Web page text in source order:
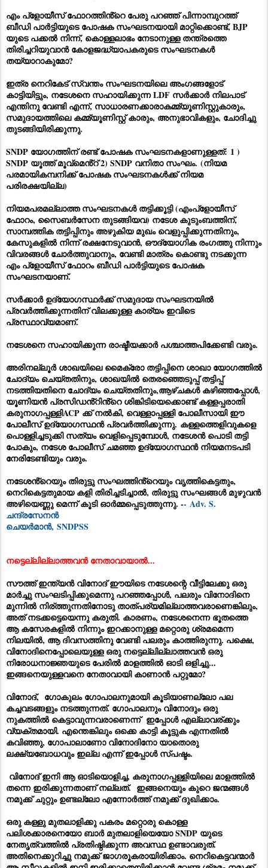
എം പ്ളോയീസ് ഫോറത്തിൻ്റെ പേരു പറഞ്ഞ് പിന്നാമ്പുറത്ത്
ബീഡി പാർട്ടിയുടെ പോഷക സംഘടനയായി മാറ്റിക്കൊണ്ട്, BJP
യുടെ പക്കൽ നിന്ന്‌, കൊള്ളലാഭം നേടാനുള്ള തന്ത്രത്തെ
തിരിച്ചറിയുവാൻ കോളജദ്ധ്യാപകരുടെ സംഘടനകൾ
തയ്യാറാകുമോ?
ഇത്ര നെറികേട് സ്വന്തം സംഘടനയിലെ അംഗങ്ങളോട്
കാട്ടിയിട്ടും, നടേശനെ സഹായിക്കുന്ന LDF സർക്കാർ നിലപാട്
എന്തിനു വേണ്ടി എന്ന്, സാധാരണക്കാരാകമ്മ്യൂണിസ്റ്റുകാരും,
സമുദായത്തിലെ കമ്മ്യൂണിസ്റ്റ് കാരും, അനുഭാവികളും, ചോദിച്ചു
തുടങ്ങിയിരിക്കുന്നു.
SNDP യോഗത്തിന് രണ്ട് പോഷക സംഘടനകളാണുള്ളത്: 1 )
SNDP യൂത്ത് മൂവ്മെൻ്റ് 2) SNDP വനിതാ സംഘം. (നിയമ
പരമായികമ്പനിക്ക് പോഷക സംഘടനകൾക്ക് നിയമ
പരിരക്ഷയില്ല)
നിയമപരമല്ലാത്ത സംഘടനകൾ തട്ടിക്കൂട്ടി (എംപ്ളോയീസ്
ഫോറം, സൈബർസേന തുടങ്ങിയവ) നടേശ കുടുംബത്തിന്,
സാമ്പത്തിക തട്ടിപ്പിനും അഴുകിയ മുഖം വെളുപ്പിക്കുന്നതിനും,
കേസുകളിൽ നിന്ന് രക്ഷനേടുവാൻ, ഔദ്യോഗിക രംഗത്തു നിന്നും
വിവരങ്ങൾ ചോർത്തുവാനും, വേണ്ടി മാത്രം കൊണ്ടു നടക്കുന്ന
എം പ്ളോയീസ് ഫോറം ബീഡി പാർട്ടിയുടെ പോഷക
സംഘടനയാണ്.
സർക്കാർ ഉദ്യോഗസ്ഥർക്ക് സമുദായ സംഘടനയിൽ
പ്രവർത്തിക്കുന്നതിന് വിലക്കുള്ള കാര്യം ഇവിടെ
പ്രസ്ഥാവ്യമാണ്.
നടേശനെ സഹായിക്കുന്ന രാഷ്ടീയക്കാർ പശ്ചാത്തപിക്കേണ്ടി വരും.
അരിനല്ലൂർ ശാഖയിലെ മൈക്രോ തട്ടിപ്പിനെ ശാഖാ യോഗത്തിൽ
ചോദ്യം ചെയ്തതിനും, ശാഖയിൽ തെരഞ്ഞെടുപ്പ് തട്ടിപ്പ്
നടത്തിയതിനെ ചോദ്യം ചെയ്തതിനും,ആഴ്ചകൾ കഴിഞ്ഞപ്പോൾ,
യൂണിയൻ പ്രസിഡൻ്റിൻ്റെ ശിങ്കിടിയെക്കൊണ്ട് കള്ളപ്പരാതി
കരുനാഗപ്പള്ളിACP ക്ക് നൽകി, വെള്ളാപ്പള്ളി പോലീസായി ഈ
പോലീസ് ഉദ്യോഗസ്ഥൻ പ്രവർത്തിക്കുന്നു. കള്ളത്തെളിവുകളെ
പൊള്ളിച്ചടുക്കി സത്യം വെളിപ്പെടുമ്പോൾ, നടേശൻ പൊടി തട്ടി
പോകും, നടേശ പോലീസ് ചമഞ്ഞ ഉദ്യോഗസ്ഥൻ നിയമനടപടി
നേരിടേണ്ടിയും വരും.
നടേശൻ്റെയും തിരുട്ടു സംഘത്തിൻ്റെയും വൃത്തികെട്ടതും,
നെറികെട്ടതുമായ കളി തിരിച്ചടിച്ചാൽ, തിരുട്ടു സംഘങ്ങൾ മുഴുവൻ
അഴിയെണ്ണു മെന്ന് കൂടി ഓർമ്മപ്പെടുത്തുന്നു. -- Adv. S.
ചന്ദ്രസേനൻ
ചെയർമാൻ, SNDPSS
നട്ടെല്ലില്ലാത്തവൻ നേതാവായാൽ...
സൗത്ത് ഇന്ത്യൻ വിനോദ് ഈയിടെ നടേശന്റെ വീട്ടിലേക്കു ഒരു
മാർച്ചു സംഘടിപ്പിക്കുമെന്നു പറഞ്ഞപ്പോൾ, പലരും വിനോദിനെ
മുന്നിൽ നിര്ത്തുന്നതിനോടു താത്പര്യമില്ലാത്തവരാണെങ്കിലും,
അത് നടക്കട്ടെയെന്നു കരുതി. കാരണം, നടേശനെന്ന ഭൂതത്തെ
ആ കസേരകളിൽ നിന്നും ഇറക്കാനുള്ള മറ്റൊരു ശ്രമമെന്ന
നിലയിൽ, ആ ദിവസത്തിനു വേണ്ടി പലരും കാത്തിരുന്നു. പക്ഷെ,
വിനോദിനെപ്പോലെയുള്ള ഒരു നട്ടെല്ലില്ലാത്തവൻ ഒരു
നിരോധനാജ്ഞയുടെ പേരിൽ മാളത്തിൽ ഓടി ഒളിച്ചു...
ഇങ്ങനെയുള്ളവനെ നേതാവായി കാണാൻ പറ്റുമോ?
വിനോദ്, ഗോകുലം ഗോപാലനുമായി കൂടിയാണല്ലോ പല
കച്ചവടങ്ങളും നടത്തുന്നത്. ഗോപാലനും വിനോദും ഒരു
നുകത്തിൽ കെട്ടാവുന്നവരാണെന്ന് ഇപ്പോൾ എല്ലാവര്ക്കും
വ്യക്തമായി. എന്തെങ്കിലും ഒക്കെ കാട്ടി കൂട്ടുക എന്നതിൽ
കവിഞ്ഞു, ഗോപാലാണോ വിനോദിനോ യാതൊരു
ലക്ഷ്യബോധവും ഇല്ല എന്ന് ഇപ്പോൾ സ്പഷ്ടം.
വിനോദ് ഇനി ആ ഓടിയൊളിച്ച, കരുനാഗപ്പള്ളിയിലെ മാളത്തിൽ
തന്നെ ഇരിക്കുന്നതാണ് നല്ലത്. ഇങ്ങനെയും കുറെ ജന്മങ്ങൾ
നമുക്ക് ചുറ്റും ഉണ്ടല്ലോ എന്നോർത്ത് നമുക്ക് ദുഖിക്കാം.
ഒരു കള്ളു മുതലാളിക്കു പകരം മറ്റൊരു കൊള്ള
പലിശക്കാരനെയോ ബാർ മുതലാളിയെയോ SNDP യുടെ
നേതൃത്വത്തിൽ പ്രതിഷ്ഠിക്കുന്ന അവസ്ഥ ഉണ്ടാവരുത്.
അതിനെക്കുറിച്ചു നമുക്ക് ജാഗരൂകരായിരിക്കാം. നെറികെട്ടവന്മാർ